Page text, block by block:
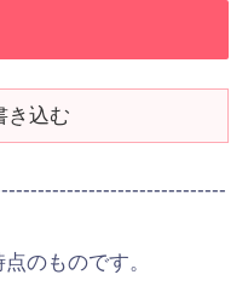
き込む
のものです。